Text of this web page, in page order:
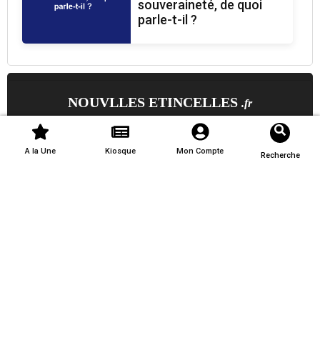
souveraineté, de quoi
parle-t-il ?
NOUVLLES ETINCELLES .fr
Inscrivez-vous à notre newsletter afin de recevoir nos
dernières actualités directement dans votre boîte email.
A la Une Kiosque Mon Compte Recherche